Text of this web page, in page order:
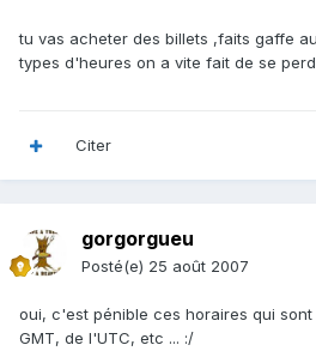
tu vas acheter des billets ,faits gaffe
types d'heures on a vite fait de se
Citer
gorgorgueu
Posté(e) 25 août 2007
oui, c'est pénible ces horaires qui
GMT, de l'UTC, etc ... :/